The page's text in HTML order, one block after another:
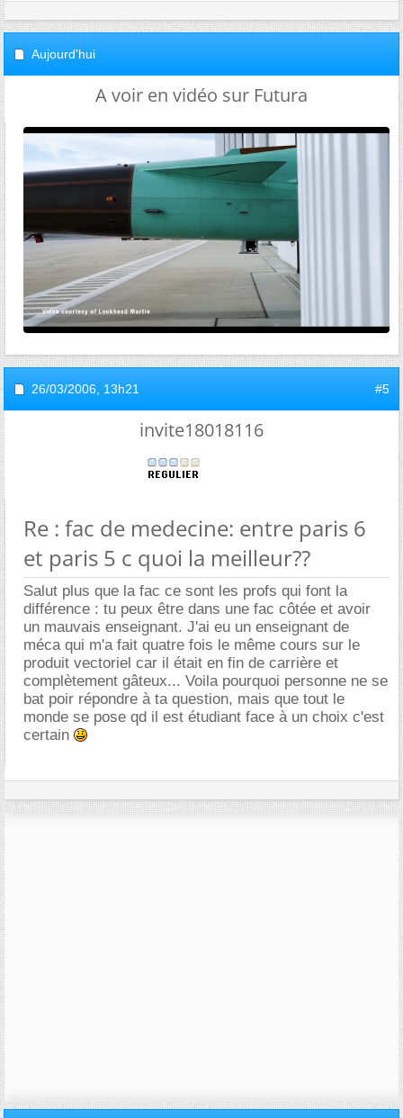
Aujourd'hui
A voir en vidéo sur Futura
26/03/2006, 13h21 #5
invite18018116
Re : fac de medecine: entre paris 6
et paris 5 c quoi la meilleur??
Salut plus que la fac ce sont les profs qui font la
différence : tu peux être dans une fac côtée et avoir
un mauvais enseignant. J'ai eu un enseignant de
méca qui m'a fait quatre fois le même cours sur le
produit vectoriel car il était en fin de carrière et
complètement gâteux... Voila pourquoi personne ne se
bat poir répondre à ta question, mais que tout le
monde se pose qd il est étudiant face à un choix c'est
certain